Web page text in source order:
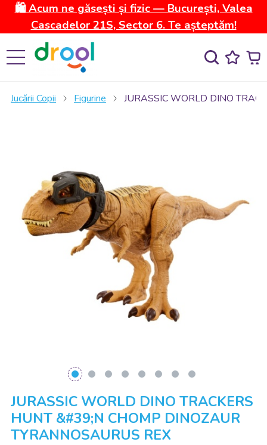
🛍️ Acum ne găsești și fizic — București, Valea
Cascadelor 21S, Sector 6. Te așteptăm!
Jucării Copii Figurine JURASSIC WORLD DINO
JURASSIC WORLD DINO TRACKERS
HUNT &#39;N CHOMP DINOZAUR
TYRANNOSAURUS REX